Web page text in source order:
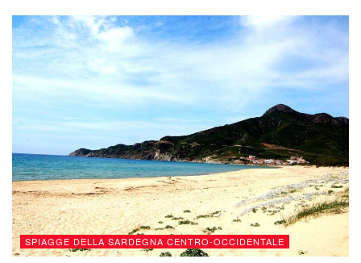
SPIAGGE DELLA SARDEGNA CENTRO-OCCIDENTALE